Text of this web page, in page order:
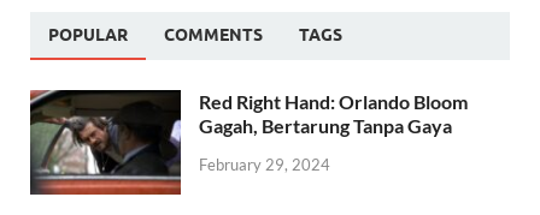
POPULAR COMMENTS TAGS
Red Right Hand: Orlando Bloom
Gagah, Bertarung Tanpa Gaya
February 29, 2024